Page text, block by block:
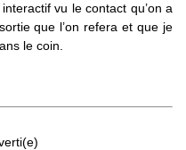
vu le contact qu’on a
que l’on refera et que je
le coin.